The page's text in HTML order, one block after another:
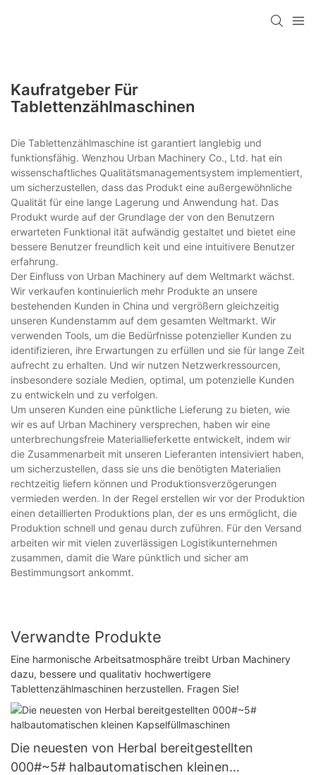
Kaufratgeber Für
Tablettenzählmaschinen
Die Tablettenzählmaschine ist garantiert langlebig und
funktionsfähig. Wenzhou Urban Machinery Co., Ltd. hat ein
wissenschaftliches Qualitätsmanagementsystem implementiert,
um sicherzustellen, dass das Produkt eine außergewöhnliche
Qualität für eine lange Lagerung und Anwendung hat. Das
Produkt wurde auf der Grundlage der von den Benutzern
erwarteten Funktional ität aufwändig gestaltet und bietet eine
bessere Benutzer freundlich keit und eine intuitivere Benutzer
erfahrung.
Der Einfluss von Urban Machinery auf dem Weltmarkt wächst.
Wir verkaufen kontinuierlich mehr Produkte an unsere
bestehenden Kunden in China und vergrößern gleichzeitig
unseren Kundenstamm auf dem gesamten Weltmarkt. Wir
verwenden Tools, um die Bedürfnisse potenzieller Kunden zu
identifizieren, ihre Erwartungen zu erfüllen und sie für lange Zeit
aufrecht zu erhalten. Und wir nutzen Netzwerkressourcen,
insbesondere soziale Medien, optimal, um potenzielle Kunden
zu entwickeln und zu verfolgen.
Um unseren Kunden eine pünktliche Lieferung zu bieten, wie
wir es auf Urban Machinery versprechen, haben wir eine
unterbrechungsfreie Materiallieferkette entwickelt, indem wir
die Zusammenarbeit mit unseren Lieferanten intensiviert haben,
um sicherzustellen, dass sie uns die benötigten Materialien
rechtzeitig liefern können und Produktionsverzögerungen
vermieden werden. In der Regel erstellen wir vor der Produktion
einen detaillierten Produktions plan, der es uns ermöglicht, die
Produktion schnell und genau durch zuführen. Für den Versand
arbeiten wir mit vielen zuverlässigen Logistikunternehmen
zusammen, damit die Ware pünktlich und sicher am
Bestimmungsort ankommt.
Verwandte Produkte
Eine harmonische Arbeitsatmosphäre treibt Urban Machinery
dazu, bessere und qualitativ hochwertigere
Tablettenzählmaschinen herzustellen. Fragen Sie!
Die neuesten von Herbal bereitgestellten
000#~5# halbautomatischen kleinen